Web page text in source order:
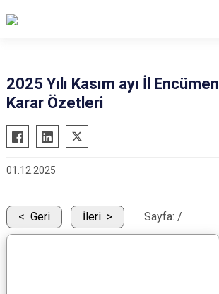
2025 Yılı Kasım ayı İl Encümen
Karar Özetleri
01.12.2025
Geri İleri Sayfa: /